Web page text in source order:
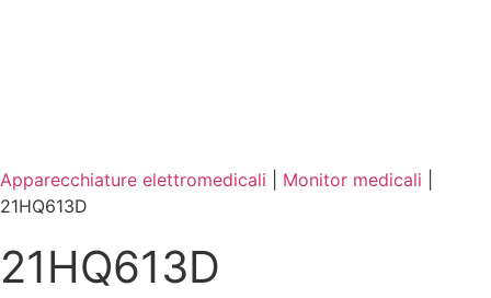
Apparecchiature elettromedicali Monitor medicali
21HQ613D
21HQ613D